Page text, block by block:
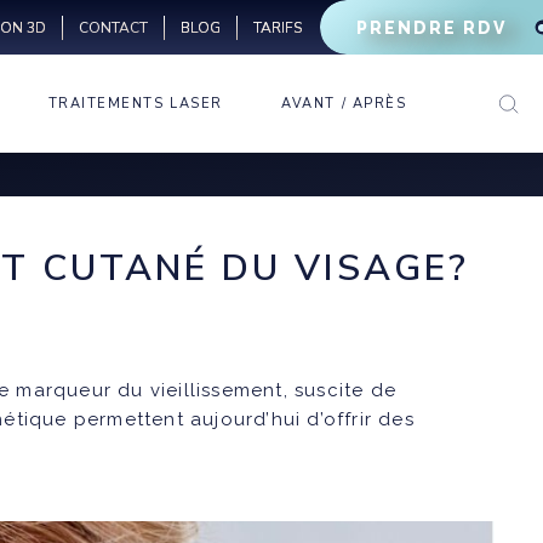
3D CONTACT BLOG TARIFS PRENDRE RDV
RIDES
OVALE DU VISAGE
MIGRAINE
TRAITEMENTS LASER
LASER PIGMENTAIRE
AVANT / APRÈS
CUTANÉ DU VISAGE?
marqueur du vieillissement, suscite de
permettent aujourd’hui d’offrir des